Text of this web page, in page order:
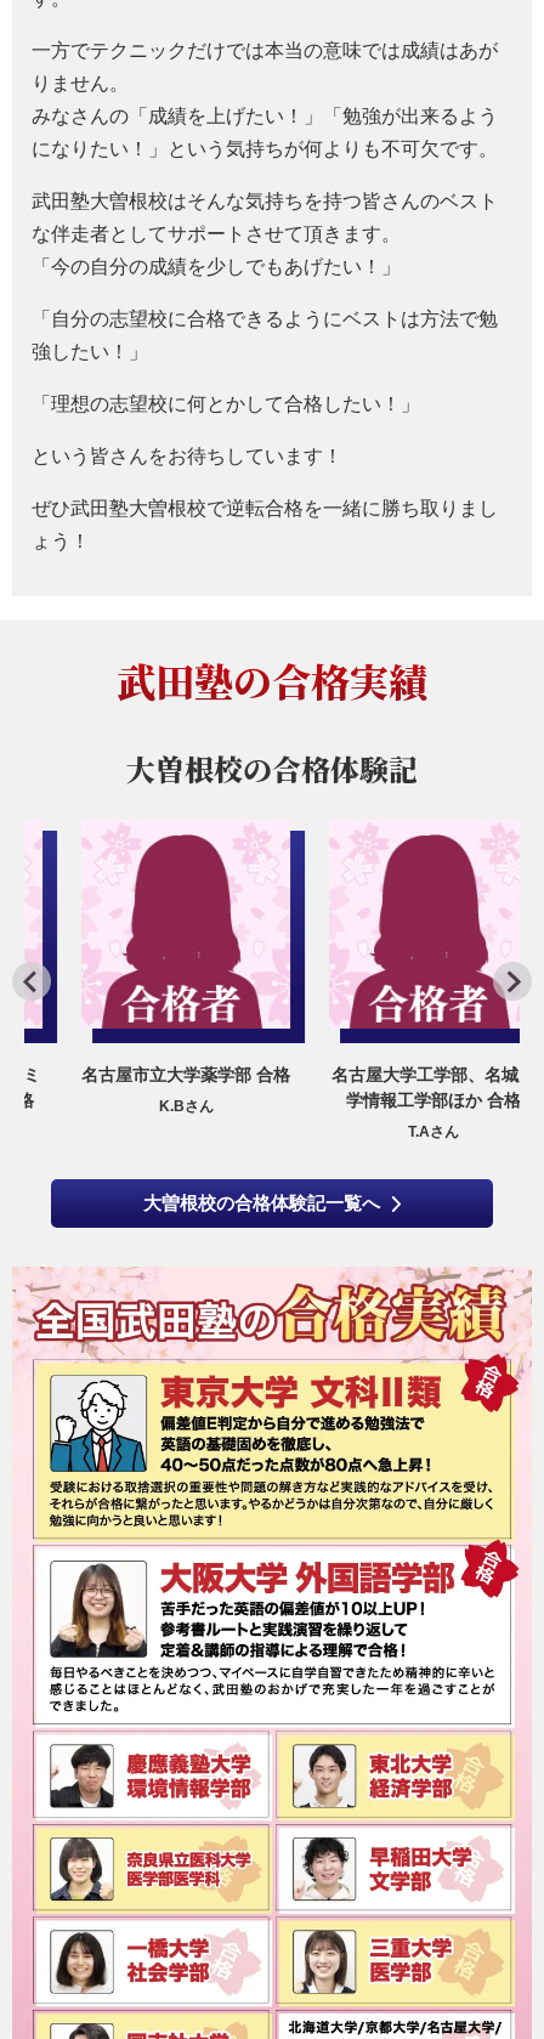
一方でテクニックだけでは本当の意味では成績はあが
りません。
みなさんの「成績を上げたい！」「勉強が出来るよう
になりたい！」という気持ちが何よりも不可欠です。
武田塾大曽根校はそんな気持ちを持つ皆さんのベスト
な伴走者としてサポートさせて頂きます。
「今の自分の成績を少しでもあげたい！」
「自分の志望校に合格できるようにベストは方法で勉
強したい！」
「理想の志望校に何とかして合格したい！」
という皆さんをお待ちしています！
ぜひ武田塾大曽根校で逆転合格を一緒に勝ち取りまし
ょう！
武田塾の合格実績
大曽根校の合格体験記
名古屋市立大学薬学部 合格
K.Bさん
名古屋大学工学部、名城大
学情報工学部ほか 合格
T.Aさん
大曽根校の合格体験記一覧へ